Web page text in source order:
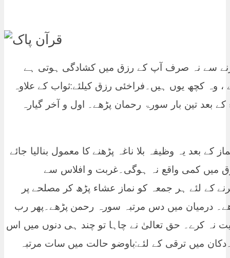
سے نہ صرف آپ کے رزق میں کشادگی ہوتی ہے
کچھ یوں ہیں۔فراخئی رزق کیلئے:ثواب کے علاوہ
بعد تین بار سورۃ رحمان پڑھے۔ اول و آخر گیارہ
بعد یہ وظیفہ بلا ناغہ پڑھنے کا معمول بنالیا جائے
میں کمی واقع نہ ہوگی۔غربت و افلاس سے
کے لئے ہر جمعہ کو نماز عشاء پڑھ کر مصلحے پر
درمیان میں دس مرتبہ سورہ رحمن پڑھے۔پھر رب
نہ کرے۔ حق تعالیٰ نے چاہا تو چند ہی دنوں میں اس
میں ترقی کے لئے:باوضو حالت میں سات مرتبہ